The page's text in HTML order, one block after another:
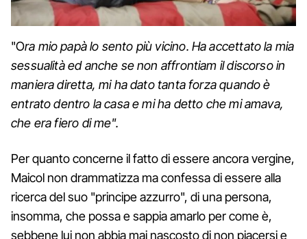
"Ora mio papà lo sento più vicino. Ha accettato la mia
sessualità ed anche se non affrontiam il discorso in
maniera diretta, mi ha dato tanta forza quando è
entrato dentro la casa e mi ha detto che mi amava,
che era fiero di me".
Per quanto concerne il fatto di essere ancora vergine,
Maicol non drammatizza ma confessa di essere alla
ricerca del suo "principe azzurro", di una persona,
insomma, che possa e sappia amarlo per come è,
sebbene lui non abbia mai nascosto di non piacersi e